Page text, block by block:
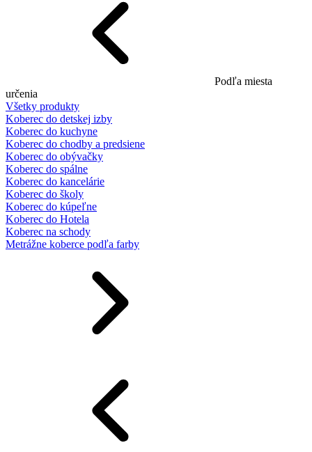
Podľa miesta
určenia
Všetky produkty
Koberec do detskej izby
Koberec do kuchyne
Koberec do chodby a predsiene
Koberec do obývačky
Koberec do spálne
Koberec do kancelárie
Koberec do školy
Koberec do kúpeľne
Koberec do Hotela
Koberec na schody
Metrážne koberce podľa farby